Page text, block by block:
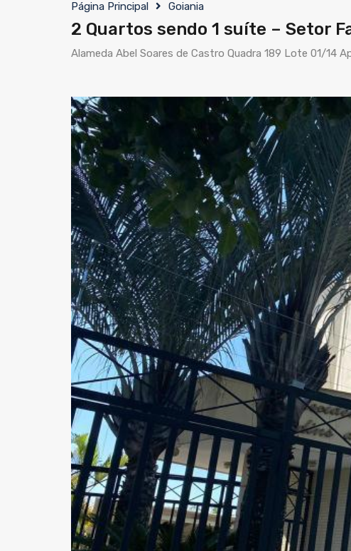
Página Principal Goiania
2 Quartos sendo 1 suíte – Setor
Alameda Abel Soares de Castro Quadra 189 Lote 01/14